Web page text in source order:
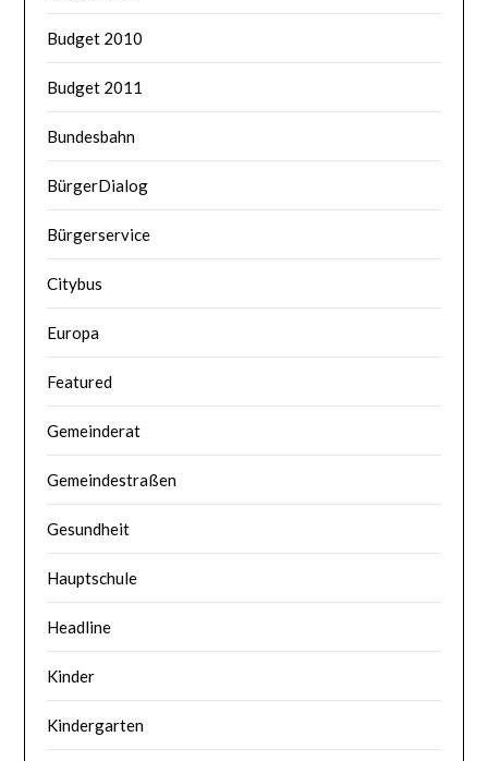
Budget 2010
Budget 2011
Bundesbahn
BürgerDialog
Bürgerservice
Citybus
Europa
Featured
Gemeinderat
Gemeindestraßen
Gesundheit
Hauptschule
Headline
Kinder
Kindergarten